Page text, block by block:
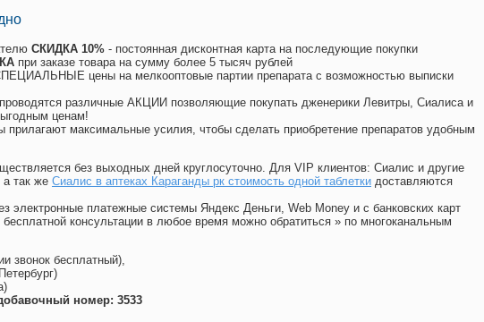
СКИДКА 10% - постоянная дисконтная карта на последующие покупки
при заказе товара на сумму более 5 тысяч рублей
цены на мелкооптовые партии препарата с возможностью выписки
различные АКЦИИ позволяющие покупать дженерики Левитры, Сиалиса и
ценам!
максимальные усилия, чтобы сделать приобретение препаратов удобным
без выходных дней круглосуточно. Для VIP клиентов: Сиалис и другие
а так же Сиалис в аптеках Караганды рк стоимость одной таблетки доставляются
электронные платежные системы Яндекс Деньги, Web Money и с банковских карт
консультации в любое время можно обратиться » по многоканальным
звонок бесплатный),
номер: 3533